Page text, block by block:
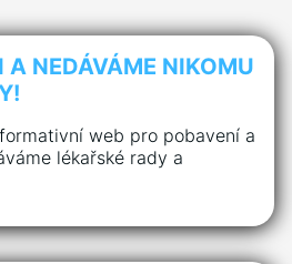
A NEDÁVÁME NIKOMU
web pro pobavení a
lékařské rady a